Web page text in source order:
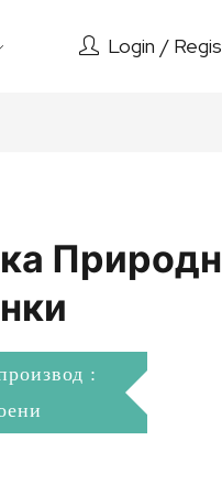
Login
: